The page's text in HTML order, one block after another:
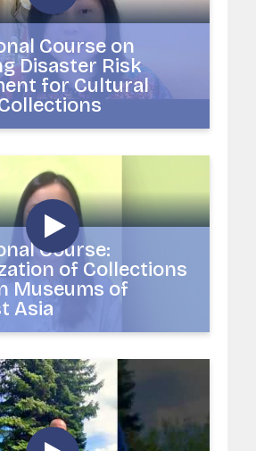
Course on
Disaster Risk
for Cultural
Course:
of Collections
Museums of
Asia